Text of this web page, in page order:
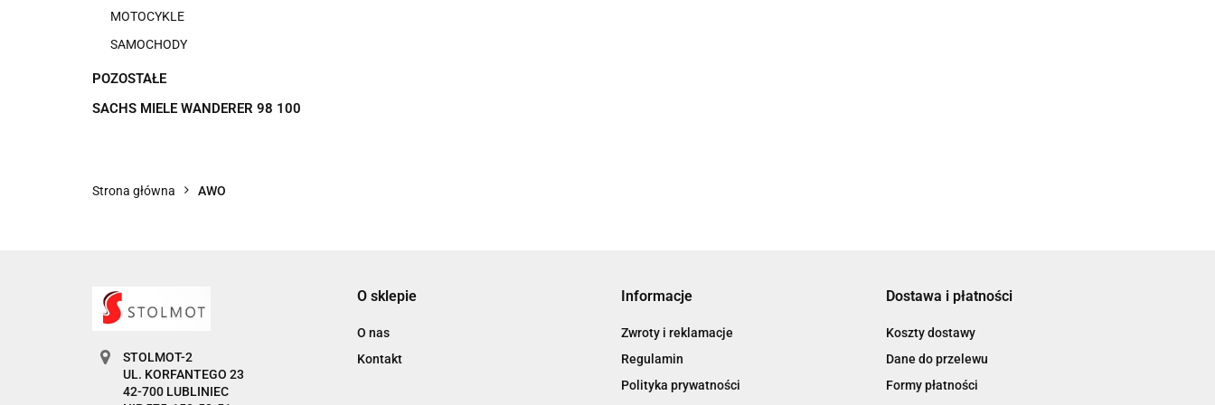
MOTOCYKLE
SAMOCHODY
POZOSTAŁE
SACHS MIELE WANDERER 98 100
Strona główna AWO
STOLMOT-2
UL. KORFANTEGO 23
42-700 LUBLINIEC
O sklepie
O nas
Kontakt
Informacje
Zwroty i reklamacje
Regulamin
Polityka prywatności
Dostawa i płatności
Koszty dostawy
Dane do przelewu
Formy płatności